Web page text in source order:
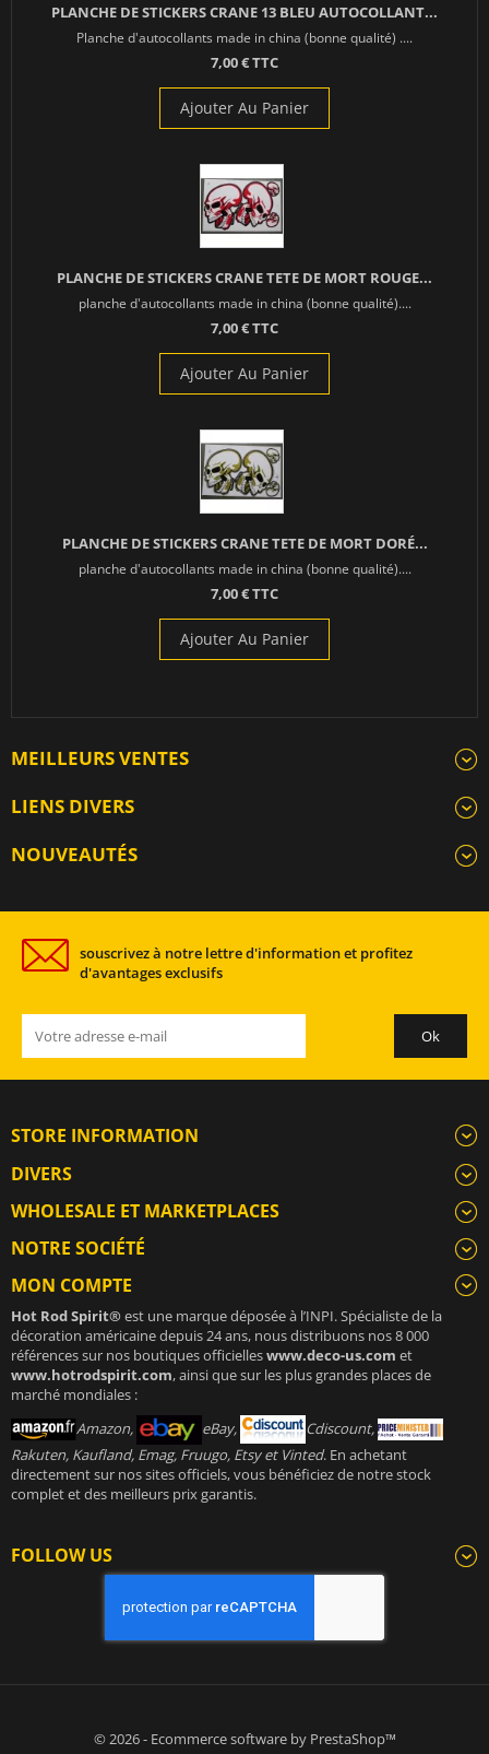
PLANCHE DE STICKERS CRANE 13 BLEU AUTOCOLLANT...
Planche d'autocollants made in china (bonne qualité) ....
7,00 € TTC
Ajouter Au Panier
PLANCHE DE STICKERS CRANE TETE DE MORT ROUGE...
planche d'autocollants made in china (bonne qualité)....
7,00 € TTC
Ajouter Au Panier
PLANCHE DE STICKERS CRANE TETE DE MORT DORÉ...
planche d'autocollants made in china (bonne qualité)....
7,00 € TTC
Ajouter Au Panier
MEILLEURS VENTES
LIENS DIVERS
NOUVEAUTÉS
souscrivez à notre lettre d'information et profitez
d'avantages exclusifs
STORE INFORMATION
DIVERS
WHOLESALE ET MARKETPLACES
NOTRE SOCIÉTÉ
MON COMPTE
Hot Rod Spirit®est une marque déposée à l’INPI. Spécialiste de la
décoration américaine depuis 24 ans, nous distribuons nos 8 000
références sur nos boutiques officielleswww.deco-us.com et
www.hotrodspirit.com, ainsi que sur les plus grandes places de
marché mondiales :
Amazon,
eBay,
Cdiscount,
Rakuten, Kaufland, Emag, Fruugo, Etsy et Vinted. En achetant
directement sur nos sites officiels, vous bénéficiez de notre stock
complet et des meilleurs prix garantis.
FOLLOW US
© 2026 - Ecommerce software by PrestaShop™